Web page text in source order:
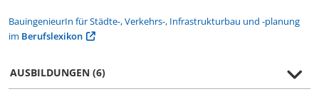
BauingenieurIn für Städte-, Verkehrs-, Infrastrukturbau und -planung
im Berufslexikon
AUSBILDUNGEN (6)